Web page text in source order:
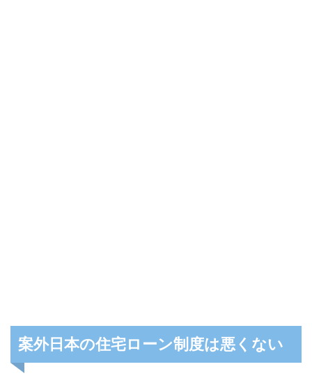
案外日本の住宅ローン制度は悪くない